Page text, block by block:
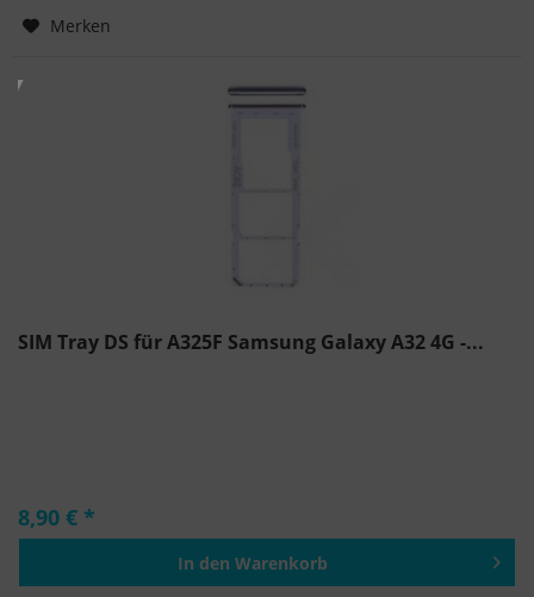
Merken
SIM Tray DS für A325F Samsung Galaxy A32 4G -...
8,90 € *
In den Warenkorb